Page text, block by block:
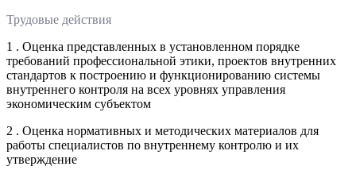
Трудовые действия
1 . Оценка представленных в установленном порядке
требований профессиональной этики, проектов внутренних
стандартов к построению и функционированию системы
внутреннего контроля на всех уровнях управления
экономическим субъектом
2 . Оценка нормативных и методических материалов для
работы специалистов по внутреннему контролю и их
утверждение